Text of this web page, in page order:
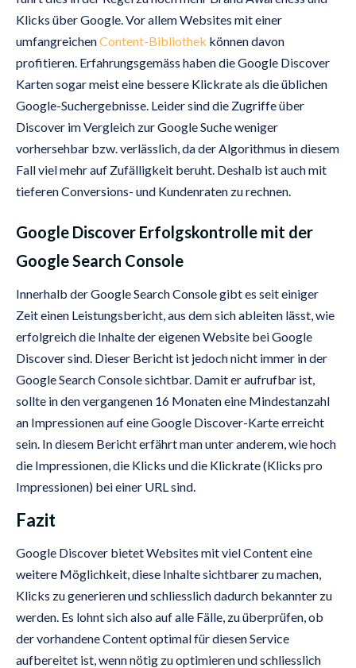
Klicks über Google. Vor allem Websites mit einer
umfangreichenContent-Bibliothek können davon
profitieren. Erfahrungsgemäss haben die Google Discover
Karten sogar meist eine bessere Klickrate als die üblichen
Google-Suchergebnisse. Leider sind die Zugriffe über
Discover im Vergleich zur Google Suche weniger
vorhersehbar bzw. verlässlich, da der Algorithmus in diesem
Fall viel mehr auf Zufälligkeit beruht. Deshalb ist auch mit
tieferen Conversions- und Kundenraten zu rechnen.
Google Discover Erfolgskontrolle mit der
Google Search Console
Innerhalb der Google Search Console gibt es seit einiger
Zeit einen Leistungsbericht, aus dem sich ableiten lässt, wie
erfolgreich die Inhalte der eigenen Website bei Google
Discover sind. Dieser Bericht ist jedoch nicht immer in der
Google Search Console sichtbar. Damit er aufrufbar ist,
sollte in den vergangenen 16 Monaten eine Mindestanzahl
an Impressionen auf eine Google Discover-Karte erreicht
sein. In diesem Bericht erfährt man unter anderem, wie hoch
die Impressionen, die Klicks und die Klickrate (Klicks pro
Impressionen) bei einer URL sind.
Fazit
Google Discover bietet Websites mit viel Content eine
weitere Möglichkeit, diese Inhalte sichtbarer zu machen,
Klicks zu generieren und schliesslich dadurch bekannter zu
werden. Es lohnt sich also auf alle Fälle, zu überprüfen, ob
der vorhandene Content optimal für diesen Service
aufbereitet ist, wenn nötig zu optimieren und schliesslich